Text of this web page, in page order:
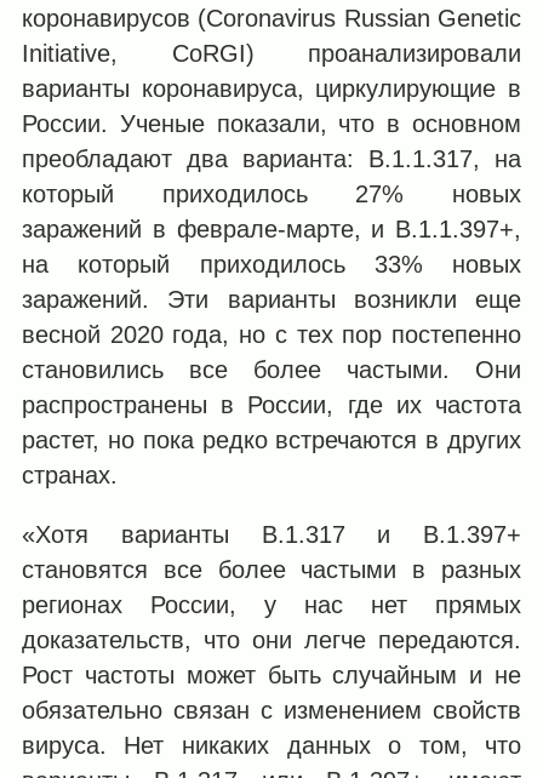
коронавирусов (Coronavirus Russian Genetic
Initiative, CoRGI) проанализировали
варианты коронавируса, циркулирующие в
России. Ученые показали, что в основном
преобладают два варианта: B.1.1.317, на
который приходилось 27% новых
заражений в феврале-марте, и B.1.1.397+,
на который приходилось 33% новых
заражений. Эти варианты возникли еще
весной 2020 года, но с тех пор постепенно
становились все более частыми. Они
распространены в России, где их частота
растет, но пока редко встречаются в других
странах.
«Хотя варианты B.1.317 и B.1.397+
становятся все более частыми в разных
регионах России, у нас нет прямых
доказательств, что они легче передаются.
Рост частоты может быть случайным и не
обязательно связан с изменением свойств
вируса. Нет никаких данных о том, что